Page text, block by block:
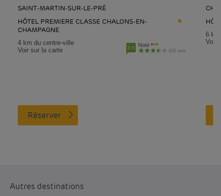
SAINT-MARTIN-SUR-LE-PRÉ
HÔTEL PREMIERE CLASSE CHALONS-EN-
CHAMPAGNE
4 km du centre-ville
Voir sur la carte
3.6 Note
820 avis
Réserver
6
Voir
Autres destinations